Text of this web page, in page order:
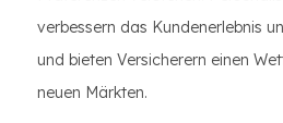
verbessern das Kundenerlebnis
und bieten Versicherern einen
neuen Märkten.